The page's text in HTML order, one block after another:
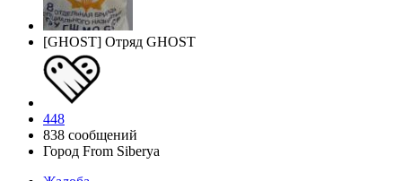
[GHOST] Отряд GHOST
448
838 сообщений
Город From Siberya